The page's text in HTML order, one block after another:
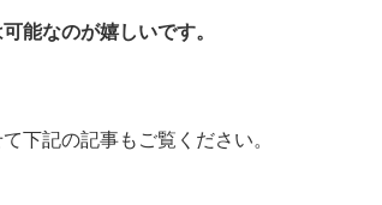
能なのが嬉しいです。
下記の記事もご覧ください。